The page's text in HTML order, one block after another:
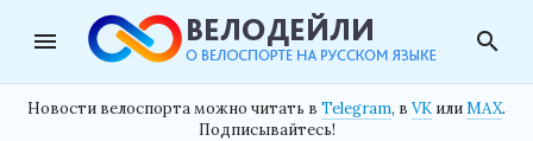
menu search
Новости велоспорта можно читать в Telegram, в VK илиMAX.
Подписывайтесь!